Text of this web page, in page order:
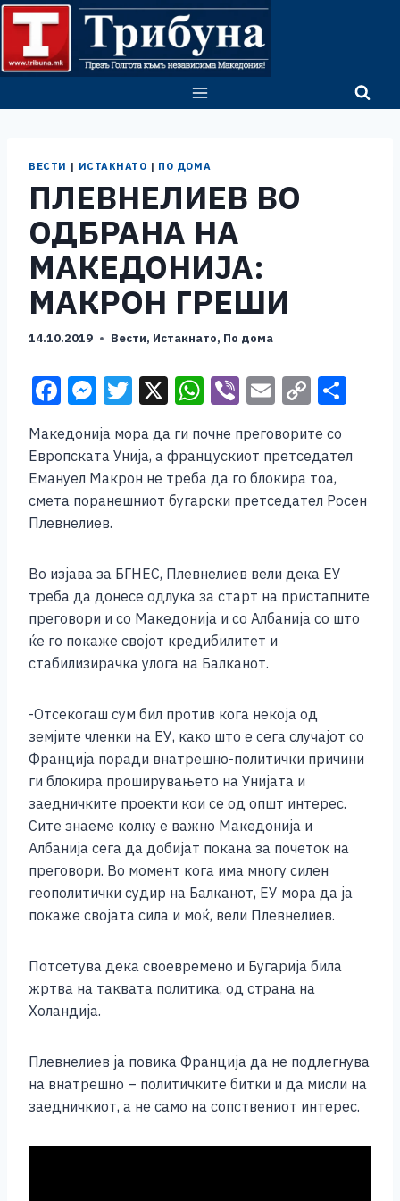
Skip
content
ВЕСТИ | ИСТАКНАТО | ПО ДОМА
ПЛЕВНЕЛИЕВ ВО
ОДБРАНА НА
МАКЕДОНИЈА:
МАКРОН ГРЕШИ
14.10.2019 Вести, Истакнато, По дома
F
c
e
b
o
o
k
M
e
ss
e
n
g
er
T
tt
er
X W
at
s
A
p
Vi
er
E
ai
l
C
p
y
Li
k
ar
Македонија мора да ги почне преговорите со
Европската Унија, а францускиот претседател
Емануел Макрон не треба да го блокира тоа,
смета поранешниот бугарски претседател Росен
Плевнелиев.
Во изјава за БГНЕС, Плевнелиев вели дека ЕУ
треба да донесе одлука за старт на пристапните
преговори и со Македонија и со Албанија со што
ќе го покаже својот кредибилитет и
стабилизирачка улога на Балканот.
-Отсекогаш сум бил против кога некоја од
земјите членки на ЕУ, како што е сега случајот со
Франција поради внатрешно-политички причини
ги блокира проширувањето на Унијата и
заедничките проекти кои се од општ интерес.
Сите знаеме колку е важно Македонија и
Албанија сега да добијат покана за почеток на
преговори. Во момент кога има многу силен
геополитички судир на Балканот, ЕУ мора да ја
покаже својата сила и моќ, вели Плевнелиев.
Потсетува дека своевремено и Бугарија била
жртва на таквата политика, од страна на
Холандија.
Плевнелиев ја повика Франција да не подлегнува
на внатрешно – политичките битки и да мисли на
заедничкиот, а не само на сопствениот интерес.